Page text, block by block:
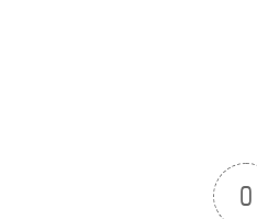
0